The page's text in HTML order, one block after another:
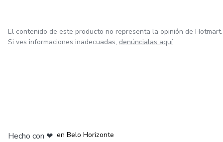
El contenido de este producto no representa la opinión de Hotmart.
Si ves informaciones inadecuadas, denúncialas aquí
Hecho con ❤ en Belo Horizonte